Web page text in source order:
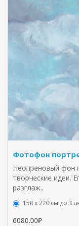
Фотофон
Неопреновый фон
творческие идеи.
разглаж..
150 х 220 см до 3
6080.00₽